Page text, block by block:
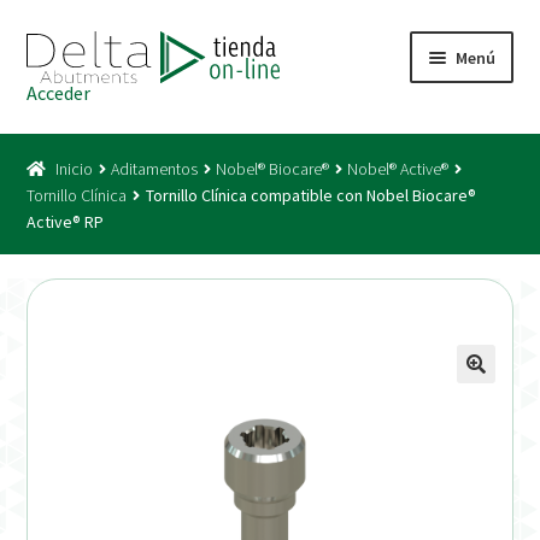
a
la
navegación
al
contenido
Menú
Acceso
Catálogo
Acceder
Inicio Aditamentos Nobel® Biocare®
Nobel® Active®
Tornillo Clínica
Tornillo Clínica compatible con Nobel Biocare®
Active® RP